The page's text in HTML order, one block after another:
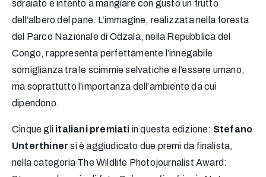
sdraiato e intento a mangiare con gusto un frutto
dell’albero del pane. L’immagine, realizzata nella foresta
del Parco Nazionale di Odzala, nella Repubblica del
Congo, rappresenta perfettamente l’innegabile
somiglianza tra le scimmie selvatiche e l’essere umano,
ma soprattutto l’importanza dell’ambiente da cui
dipendono.
Cinque gli italiani premiati in questa edizione: Stefano
Unterthiner si è aggiudicato due premi da finalista,
nella categoria The Wildlife Photojournalist Award: